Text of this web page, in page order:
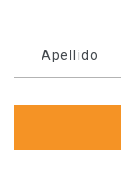
Apellido